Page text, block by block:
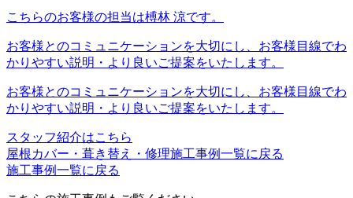
こちらのお客様の担当は榑林 涼です。
お客様とのコミュニケーションを大切にし、お客様目線でわ
かりやすい説明・より良いご提案をいたします。
お客様とのコミュニケーションを大切にし、お客様目線でわ
かりやすい説明・より良いご提案をいたします。
スタッフ紹介はこちら
屋根カバー・葺き替え・修理施工事例一覧に戻る
施工事例一覧に戻る